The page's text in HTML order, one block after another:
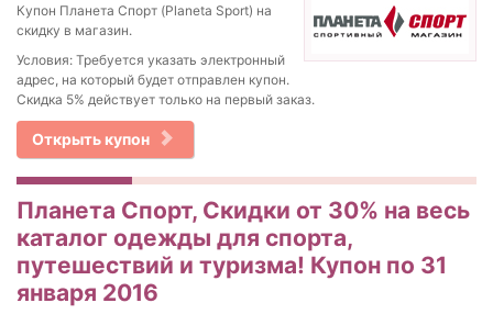
Купон Планета Спорт (Planeta Sport) на
скидку в магазин.
Условия: Требуется указать электронный
адрес, на который будет отправлен купон.
Скидка 5% действует только на первый заказ.
Открыть купон
Планета Спорт, Скидки от 30% на весь
каталог одежды для спорта,
путешествий и туризма! Купон по 31
января 2016